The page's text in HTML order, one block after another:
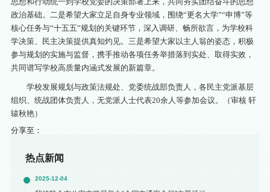
政治基础。二是希望大家立足自身专业领域，围绕“更名大学”“申博”等
核心任务与“十五五”规划的关键环节，深入调研、畅所欲言，为学校科
学决策、民主决策提供真知灼见。三是希望大家以主人翁的姿态，积极
参与规划的实施与监督，携手推动各项任务举措落到实处、取得实效，
共同谱写学校高质量内涵式发展的新篇章。
学校发展规划与政策法规处、党委统战部负责人，各民主党派基层
组织、统战团体负责人，无党派人士代表20余人等参加会议。（审核 轩
辕秋艳）
分享至：
热点新闻
2025-12-04